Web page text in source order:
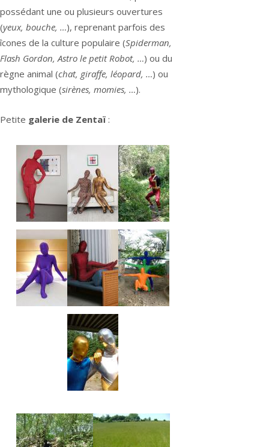
possédant une ou plusieurs ouvertures
(yeux, bouche, …), reprenant parfois des
îcones de la culture populaire (Spiderman,
Flash Gordon, Astro le petit Robot, …) ou du
règne animal (chat, giraffe, léopard, …) ou
mythologique (sirènes, momies, …).
Petite galerie de Zentaï :